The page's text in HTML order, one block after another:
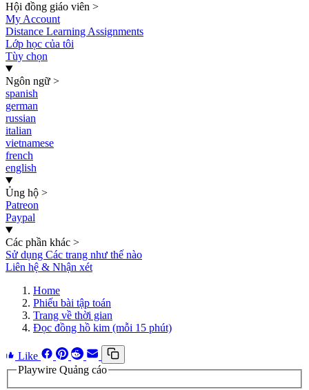
Hội đồng giáo viên >
My Account
Distance Learning Assignments
Lớp học của tôi
Tùy chọn
Ngôn ngữ >
spanish
german
russian
italian
vietnamese
french
english
Ủng hộ >
Patreon
Paypal
Các phần khác >
Sử dụng Các trang như thế nào
Liên hệ & Nhận xét
Home
Phiếu bài tập toán
Trang về thời gian
Đọc đồng hồ kim (mỗi 15 phút)
Like
Playwire Quảng cáo